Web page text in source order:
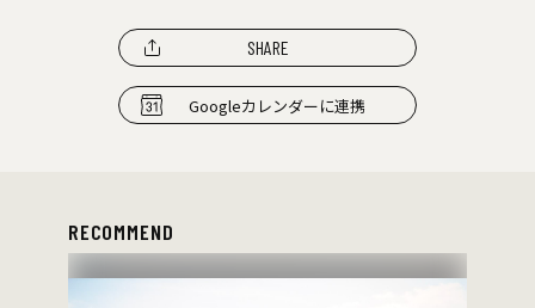
SHARE
Googleカレンダーに連携
RECOMMEND